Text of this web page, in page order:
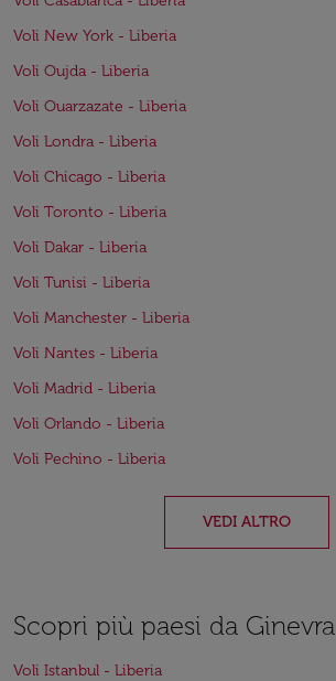
Voli New York - Liberia
Voli Oujda - Liberia
Voli Ouarzazate - Liberia
Voli Londra - Liberia
Voli Chicago - Liberia
Voli Toronto - Liberia
Voli Dakar - Liberia
Voli Tunisi - Liberia
Voli Manchester - Liberia
Voli Nantes - Liberia
Voli Madrid - Liberia
Voli Orlando - Liberia
Voli Pechino - Liberia
VEDI ALTRO
Scopri più paesi da Ginevra
Voli Istanbul - Liberia